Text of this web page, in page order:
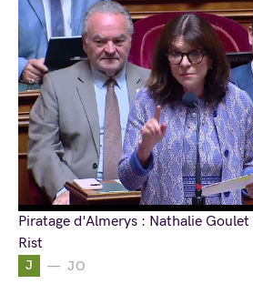
J JO
Piratage d'Almerys : Nathalie
Rist